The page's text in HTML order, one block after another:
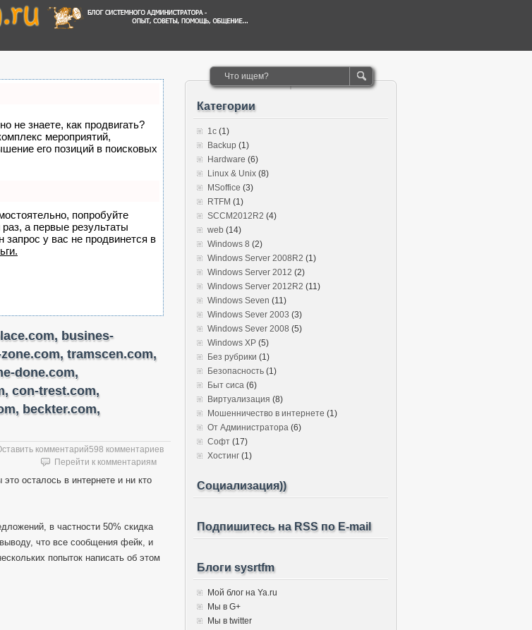
не знаете, как продвигать?
мероприятий,
его позиций в поисковых
попробуйте
а первые результаты
у вас не продвинется в
busines-
tramscen.com,
done.com,
con-trest.com,
beckter.com,
комментарий598 комментариев
Перейти к комментариям
осталось в интернете и ни кто
в частности 50% скидка
что все сообщения фейк, и
попыток написать об этом
Категории
1c (1)
Backup (1)
Hardware (6)
Linux & Unix (8)
MSoffice (3)
RTFM (1)
SCCM2012R2 (4)
web (14)
Windows 8 (2)
Windows Server 2008R2 (1)
Windows Server 2012 (2)
Windows Server 2012R2 (11)
Windows Seven (11)
Windows Sever 2003 (3)
Windows Sever 2008 (5)
Windows XP (5)
Без рубрики (1)
Безопасность (1)
Быт сиса (6)
Виртуализация (8)
Мошенничество в интернете (1)
От Администратора (6)
Софт (17)
Хостинг (1)
Социализация))
Подпишитесь на RSS по E-mail
Блоги sysrtfm
Мой блог на Ya.ru
Мы в G+
Мы в twitter